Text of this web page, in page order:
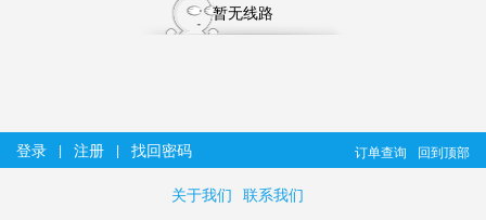
暂无线路
登录 注册 找回密码 回到顶部
订单查询
关于我们 联系我们